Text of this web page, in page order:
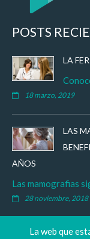
POSTS
LA
18 marzo, 2019
LAS
AÑOS
Las mamografias
28 noviembre, 2018
La web que